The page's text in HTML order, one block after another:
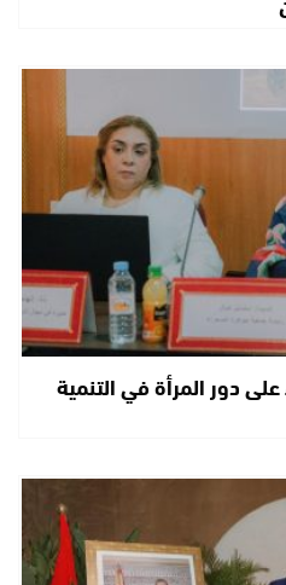
دور المرأة في التنمية